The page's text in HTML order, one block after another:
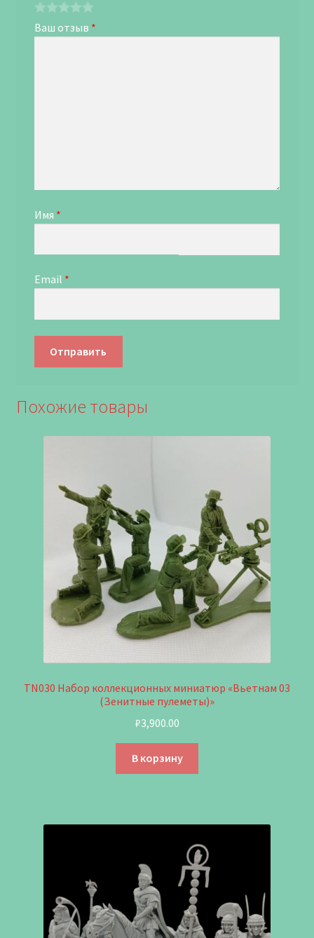
Ваш отзыв *
Имя *
Email *
Похожие товары
TN030 Набор коллекционных миниатюр «Вьетнам 03
(Зенитные пулеметы)»
₽3,900.00
В корзину